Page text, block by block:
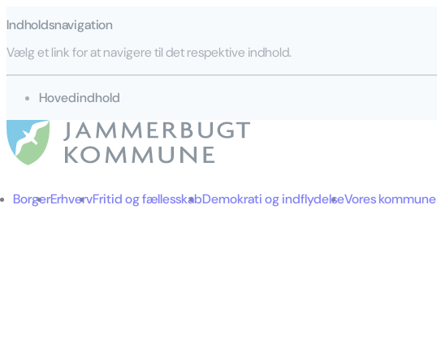
Indholdsnavigation
Vælg et link for at navigere til det respektive indhold.
gå til
Hovedindhold
BorgerErhvervFritid og fællesskabDemokrati og indflydelseVores kommune